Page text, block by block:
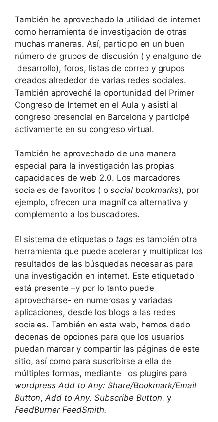
También he aprovechado la utilidad de internet
como herramienta de investigación de otras
muchas maneras. Así, participo en un buen
número de grupos de discusión ( y enalguno de
desarrollo), foros, listas de correo y grupos
creados alrededor de varias redes sociales.
También aproveché la oportunidad del Primer
Congreso de Internet en el Aula y asistí al
congreso presencial en Barcelona y participé
activamente en su congreso virtual.
También he aprovechado de una manera
especial para la investigación las propias
capacidades de web 2.0. Los marcadores
sociales de favoritos ( o social bookmarks), por
ejemplo, ofrecen una magnífica alternativa y
complemento a los buscadores.
El sistema de etiquetas o tags es también otra
herramienta que puede acelerar y multiplicar los
resultados de las búsquedas necesarias para
una investigación en internet. Este etiquetado
está presente –y por lo tanto puede
aprovecharse- en numerosas y variadas
aplicaciones, desde los blogs a las redes
sociales. También en esta web, hemos dado
decenas de opciones para que los usuarios
puedan marcar y compartir las páginas de este
sitio, así como para suscribirse a ella de
múltiples formas, mediante los plugins para
wordpress Add to Any: Share/Bookmark/Email
Button, Add to Any: Subscribe Button, y
FeedBurner FeedSmith.